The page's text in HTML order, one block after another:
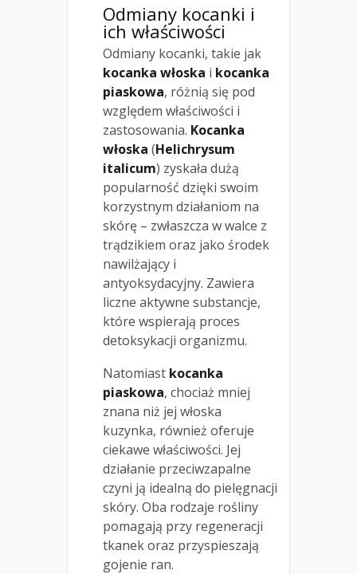
Odmiany kocanki i
ich właściwości
Odmiany kocanki, takie jak
kocanka włoska i kocanka
piaskowa, różnią się pod
względem właściwości i
zastosowania. Kocanka
włoska (Helichrysum
italicum) zyskała dużą
popularność dzięki swoim
korzystnym działaniom na
skórę – zwłaszcza w walce z
trądzikiem oraz jako środek
nawilżający i
antyoksydacyjny. Zawiera
liczne aktywne substancje,
które wspierają proces
detoksykacji organizmu.
Natomiast kocanka
piaskowa, chociaż mniej
znana niż jej włoska
kuzynka, również oferuje
ciekawe właściwości. Jej
działanie przeciwzapalne
czyni ją idealną do pielęgnacji
skóry. Oba rodzaje rośliny
pomagają przy regeneracji
tkanek oraz przyspieszają
gojenie ran.